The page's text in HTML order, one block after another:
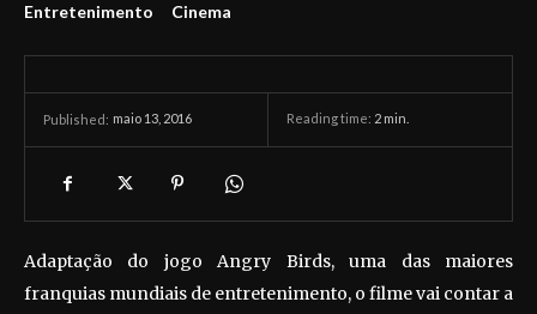
Entretenimento Cinema
Published: maio 13, 2016 Reading time: 2 min.
Adaptação do jogo Angry Birds, uma das maiores
franquias mundiais de entretenimento, o filme vai contar a